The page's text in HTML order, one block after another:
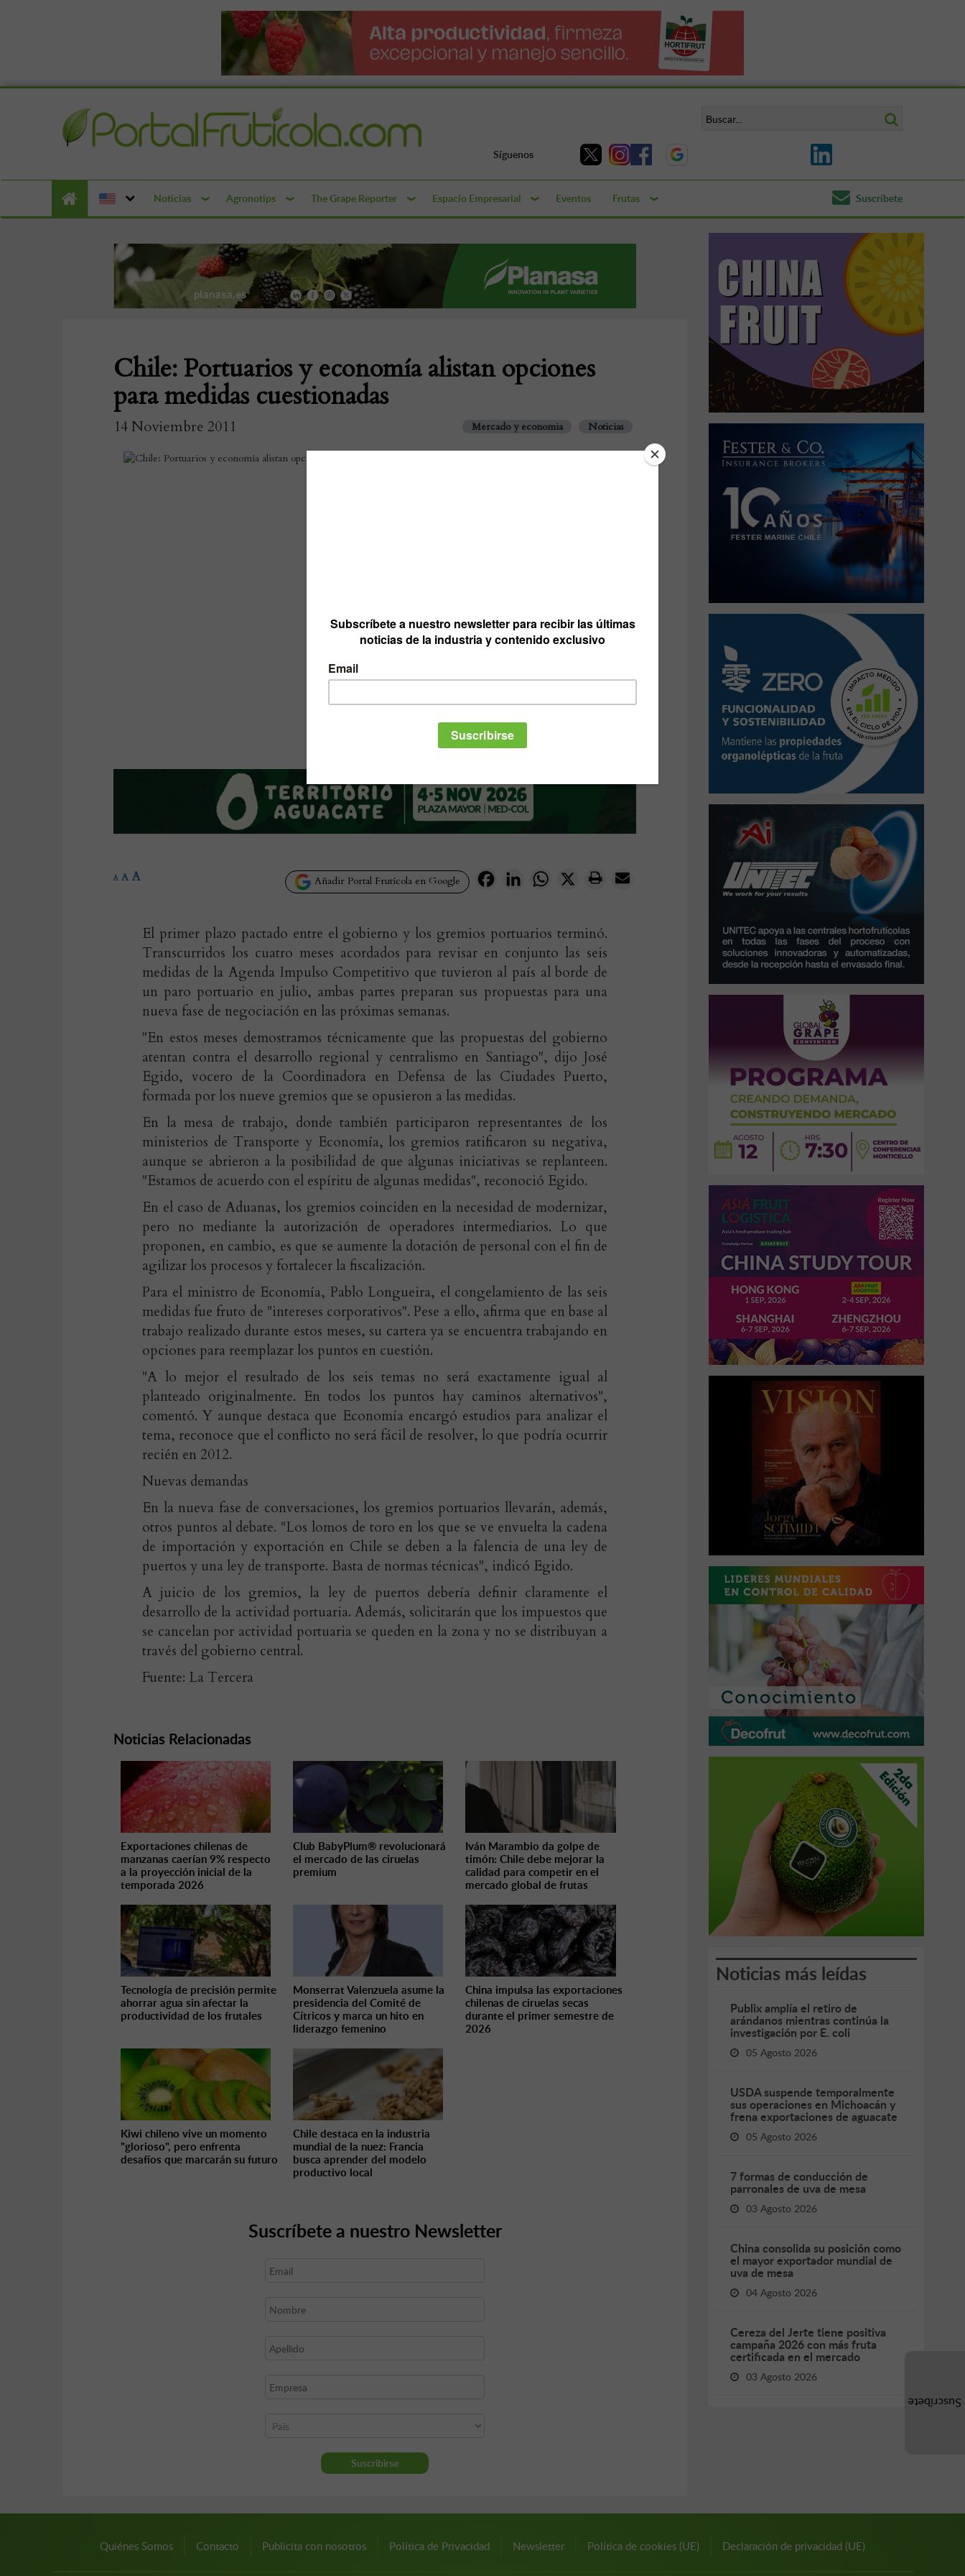
Síguenos
Noticias Agronotips The Grape Reporter Espacio Empresarial Eventos Frutas Suscríbete
Chile: Portuarios y economía alistan opciones
para medidas cuestionadas
14 Noviembre 2011 Mercado y economia Noticias
Añadir Portal Frutícola en Google FacebookLinkedInWhatsApp
X
A A A
El primer plazo pactado entre el gobierno y los gremios portuarios terminó.
Transcurridos los cuatro meses acordados para revisar en conjunto las seis
medidas de la Agenda Impulso Competitivo que tuvieron al país al borde de
un paro portuario en julio, ambas partes preparan sus propuestas para una
nueva fase de negociación en las próximas semanas.
"En estos meses demostramos técnicamente que las propuestas del gobierno
atentan contra el desarrollo regional y centralismo en Santiago", dijo José
Egido, vocero de la Coordinadora en Defensa de las Ciudades Puerto,
formada por los nueve gremios que se opusieron a las medidas.
En la mesa de trabajo, donde también participaron representantes de los
ministerios de Transporte y Economía, los gremios ratificaron su negativa,
aunque se abrieron a la posibilidad de que algunas iniciativas se replanteen.
"Estamos de acuerdo con el espíritu de algunas medidas", reconoció Egido.
En el caso de Aduanas, los gremios coinciden en la necesidad de modernizar,
pero no mediante la autorización de operadores intermediarios. Lo que
proponen, en cambio, es que se aumente la dotación de personal con el fin de
agilizar los procesos y fortalecer la fiscalización.
Para el ministro de Economía, Pablo Longueira, el congelamiento de las seis
medidas fue fruto de "intereses corporativos". Pese a ello, afirma que en base al
trabajo realizado durante estos meses, su cartera ya se encuentra trabajando en
opciones para reemplazar los puntos en cuestión.
"A lo mejor el resultado de los seis temas no será exactamente igual al
planteado originalmente. En todos los puntos hay caminos alternativos",
comentó. Y aunque destaca que Economía encargó estudios para analizar el
tema, reconoce que el conflicto no será fácil de resolver, lo que podría ocurrir
recién en 2012.
Nuevas demandas
En la nueva fase de conversaciones, los gremios portuarios llevarán, además,
otros puntos al debate. "Los lomos de toro en los que se ve envuelta la cadena
de importación y exportación en Chile se deben a la falencia de una ley de
puertos y una ley de transporte. Basta de normas técnicas", indicó Egido.
A juicio de los gremios, la ley de puertos debería definir claramente el
desarrollo de la actividad portuaria. Además, solicitarán que los impuestos que
se cancelan por actividad portuaria se queden en la zona y no se distribuyan a
través del gobierno central.
Fuente: La Tercera
Noticias Relacionadas
Exportaciones chilenas de
manzanas caerían 9% respecto
a la proyección inicial de la
temporada 2026
Club BabyPlum® revolucionará
el mercado de las ciruelas
premium
Iván Marambio da golpe de
timón: Chile debe mejorar la
calidad para competir en el
mercado global de frutas
Tecnología de precisión permite
ahorrar agua sin afectar la
productividad de los frutales
Monserrat Valenzuela asume la
presidencia del Comité de
Cítricos y marca un hito en
liderazgo femenino
China impulsa las exportaciones
chilenas de ciruelas secas
durante el primer semestre de
2026
Kiwi chileno vive un momento
"glorioso", pero enfrenta
desafíos que marcarán su futuro
Chile destaca en la industria
mundial de la nuez: Francia
busca aprender del modelo
productivo local
Suscríbete a nuestro Newsletter
Noticias más leídas
Publix amplía el retiro de
arándanos mientras continúa la
investigación por E. coli
05 Agosto 2026
USDA suspende temporalmente
sus operaciones en Michoacán y
frena exportaciones de aguacate
05 Agosto 2026
7 formas de conducción de
parronales de uva de mesa
03 Agosto 2026
China consolida su posición como
el mayor exportador mundial de
uva de mesa
04 Agosto 2026
Cereza del Jerte tiene positiva
campaña 2026 con más fruta
certificada en el mercado
03 Agosto 2026
Quiénes Somos Contacto Publicita con nosotros Política de Privacidad Newsletter Política de cookies (UE) Declaración de privacidad (UE)
Suscríbete